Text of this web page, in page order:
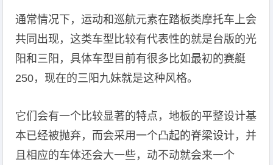
通常情况下，运动和巡航元素在踏板类摩托车上会
共同出现，这类车型比较有代表性的就是台版的光
阳和三阳，具体车型目前有很多比如最初的赛艇
250，现在的三阳九妹就是这种风格。
它们会有一个比较显著的特点，地板的平整设计基
本已经被抛弃，而会采用一个凸起的脊梁设计，并
且相应的车体还会大一些，动不动就会来一个